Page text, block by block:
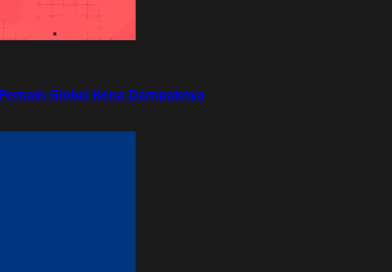
Global Kena Dampaknya